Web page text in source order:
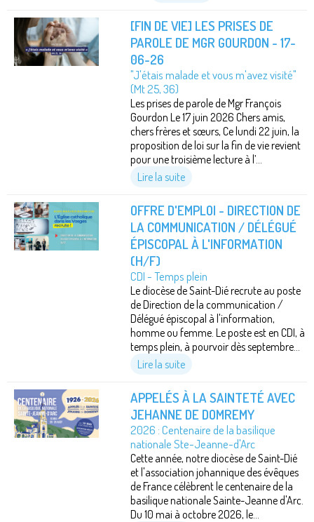
[FIN DE VIE] LES PRISES DE
PAROLE DE MGR GOURDON - 17-
06-26
"J'étais malade et vous m'avez visité"
(Mt 25, 36)
Les prises de parole de Mgr François
Gourdon Le 17 juin 2026 Chers amis,
chers frères et sœurs, Ce lundi 22 juin, la
proposition de loi sur la fin de vie revient
pour une troisième lecture à l’...
Lire la suite
OFFRE D'EMPLOI - DIRECTION DE
LA COMMUNICATION / DÉLÉGUÉ
ÉPISCOPAL À L'INFORMATION
(H/F)
CDI - Temps plein
Le diocèse de Saint-Dié recrute au poste
de Direction de la communication /
Délégué épiscopal à l'information,
homme ou femme. Le poste est en CDI, à
temps plein, à pourvoir dès septembre...
Lire la suite
APPELÉS À LA SAINTETÉ AVEC
JEHANNE DE DOMREMY
2026 : Centenaire de la basilique
nationale Ste-Jeanne-d'Arc
Cette année, notre diocèse de Saint-Dié
et l'association johannique des évêques
de France célèbrent le centenaire de la
basilique nationale Sainte-Jeanne d'Arc.
Du 10 mai à octobre 2O26, le...